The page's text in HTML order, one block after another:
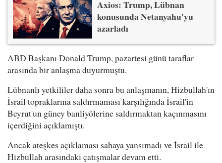
Axios: Trump, Lübnan
konusunda Netanyahu'yu
azarladı
ABD Başkanı Donald Trump, pazartesi günü taraflar
arasında bir anlaşma duyurmuştu.
Lübnanlı yetkililer daha sonra bu anlaşmanın, Hizbullah'ın
İsrail topraklarına saldırmaması karşılığında İsrail'in
Beyrut'un güney banliyölerine saldırmaktan kaçınmasını
içerdiğini açıklamıştı.
Ancak ateşkes açıklaması sahaya yansımadı ve İsrail ile
Hizbullah arasındaki çatışmalar devam etti.